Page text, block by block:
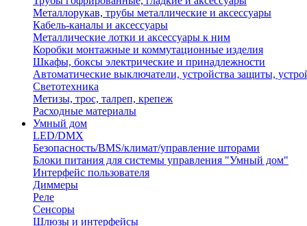
Металлорукав, трубы металлические и аксессуары
Кабель-каналы и аксессуары
Металлические лотки и аксессуары к ним
Коробки монтажные и коммутационные изделия
Шкафы, боксы электрические и принадлежности
Автоматические выключатели, устройства защиты,
Светотехника
Метизы, трос, талреп, крепеж
Расходные материалы
Умный дом
LED/DMX
Безопасность/BMS/климат/управление шторами
Блоки питания для системы управления "Умный дом"
Интерфейс пользователя
Диммеры
Реле
Сенсоры
Шлюзы и интерфейсы